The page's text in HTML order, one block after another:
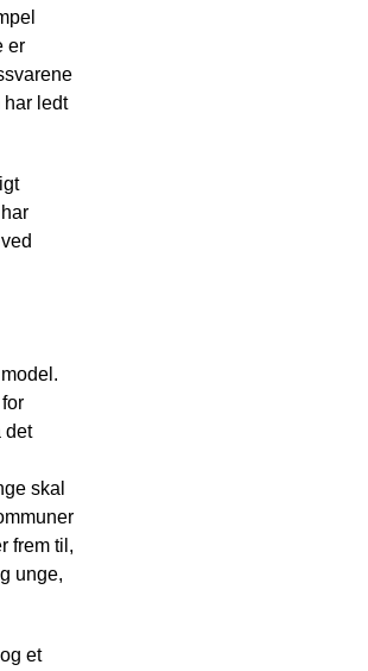
er
har ledt
det
skal
frem til,
unge,
et